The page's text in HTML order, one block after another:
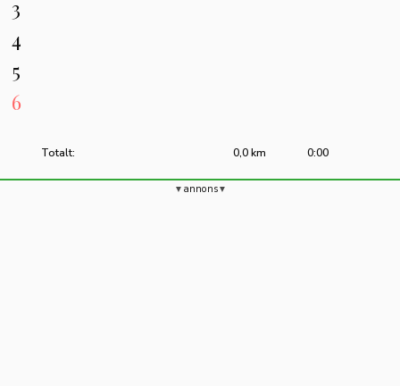
3
4
5
6
Totalt: 0:00
0,0 km
annons